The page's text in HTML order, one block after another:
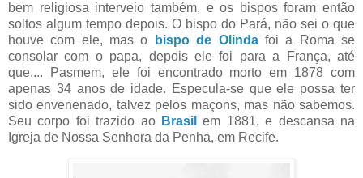
bem religiosa interveio também, e os bispos foram então
soltos algum tempo depois. O bispo do Pará, não sei o que
houve com ele, mas o
bispo de Olindafoi a Roma se
consolar com o papa, depois ele foi para a França, até
que.... Pasmem, ele foi encontrado morto em 1878 com
apenas 34 anos de idade. Especula-se que ele possa ter
sido envenenado, talvez pelos maçons, mas não sabemos.
Seu corpo foi trazido ao Brasil
em 1881, e descansa na
Igreja de Nossa Senhora da Penha, em Recife.